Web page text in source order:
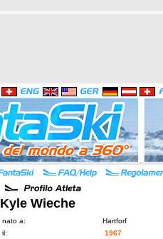
Kyle Wieche
nato a:
Hartforf
il:
1967